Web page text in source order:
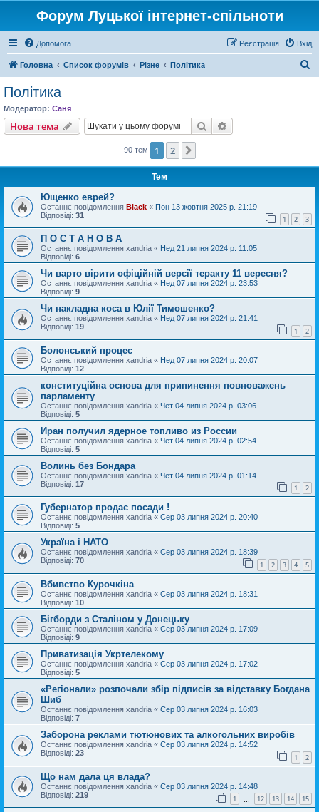
Форум Луцької інтернет-спільноти
Допомога Вхід
Реєстрація
Головна Список форумів Різне Політика
Політика
Модератор: Саня
Нова тема Пошук
90 тем 1 2
Тем
Ющенко еврей?
Останнє повідомлення Black « Пон 13 жовтня 2025 р. 21:19
Відповіді: 31 1 2 3
П О С Т А Н О В А
Останнє повідомлення xandria « Нед 21 липня 2024 р. 11:05
Відповіді: 6
Чи варто вірити офіційній версії теракту 11 вересня?
Останнє повідомлення xandria « Нед 07 липня 2024 р. 23:53
Відповіді: 9
Чи накладна коса в Юлії Тимошенко?
Останнє повідомлення xandria « Нед 07 липня 2024 р. 21:41
Відповіді: 19 1 2
Болонський процес
Останнє повідомлення xandria « Нед 07 липня 2024 р. 20:07
Відповіді: 12
конституційна основа для припинення повноважень
парламенту
Останнє повідомлення xandria « Чет 04 липня 2024 р. 03:06
Відповіді: 5
Иран получил ядерное топливо из России
Останнє повідомлення xandria « Чет 04 липня 2024 р. 02:54
Відповіді: 5
Волинь без Бондара
Останнє повідомлення xandria « Чет 04 липня 2024 р. 01:14
Відповіді: 17 1 2
Губернатор продає посади !
Останнє повідомлення xandria « Сер 03 липня 2024 р. 20:40
Відповіді: 5
Україна і НАТО
Останнє повідомлення xandria « Сер 03 липня 2024 р. 18:39
Відповіді: 70 1 2 3 4 5
Вбивство Курочкіна
Останнє повідомлення xandria « Сер 03 липня 2024 р. 18:31
Відповіді: 10
Бігборди з Сталіном у Донецьку
Останнє повідомлення xandria « Сер 03 липня 2024 р. 17:09
Відповіді: 9
Приватизація Укртелекому
Останнє повідомлення xandria « Сер 03 липня 2024 р. 17:02
Відповіді: 5
«Регіонали» розпочали збір підписів за відставку Богдана
Шиб
Останнє повідомлення xandria « Сер 03 липня 2024 р. 16:03
Відповіді: 7
Заборона реклами тютюнових та алкогольних виробів
Останнє повідомлення xandria « Сер 03 липня 2024 р. 14:52
Відповіді: 23 1 2
Що нам дала ця влада?
Останнє повідомлення xandria « Сер 03 липня 2024 р. 14:48
Відповіді: 219 1 12 13 14 15